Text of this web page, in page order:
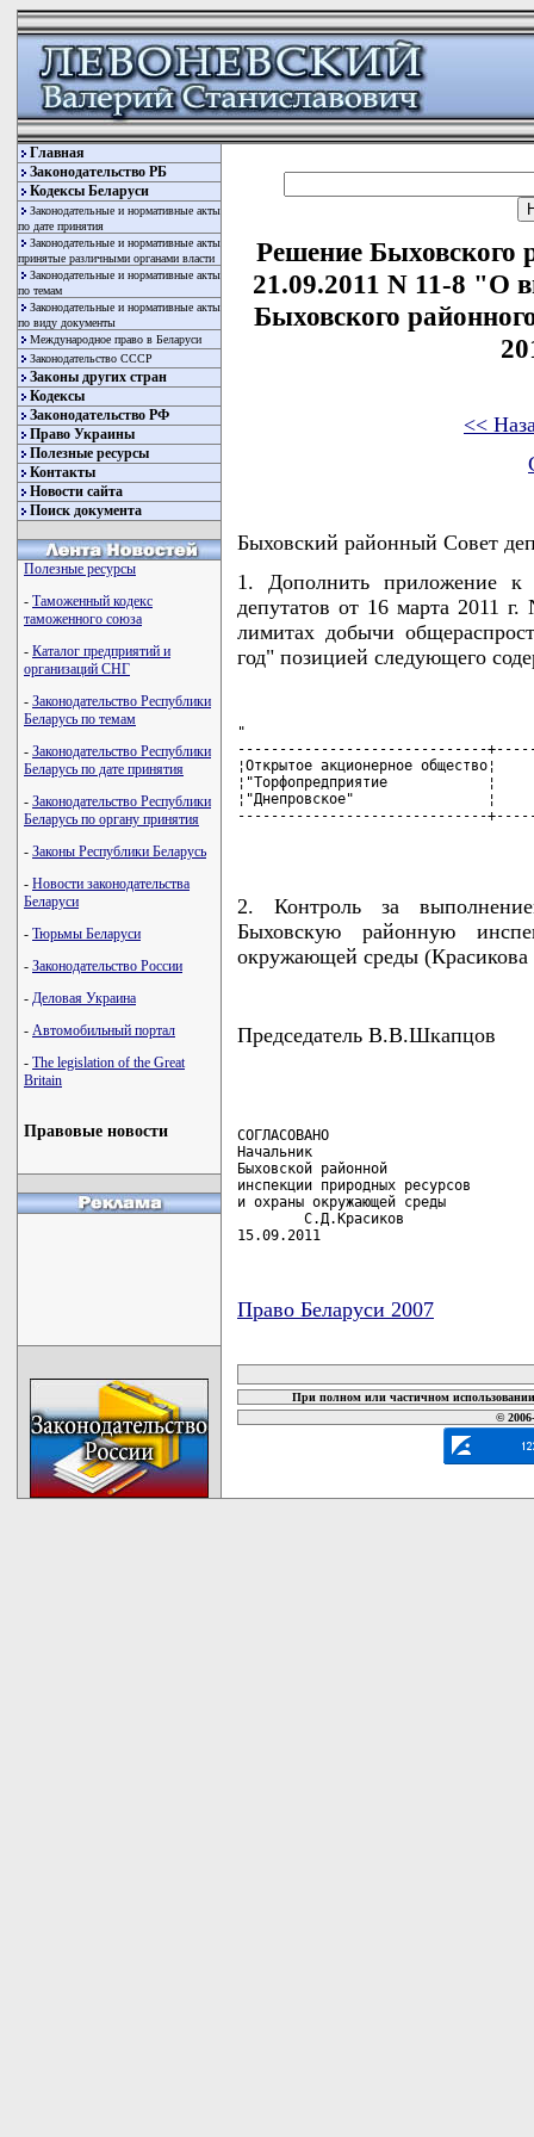
Главная
Законодательство РБ
Кодексы Беларуси
Законодательные и нормативные акты
по дате принятия
Законодательные и нормативные акты
принятые различными органами власти
Законодательные и нормативные акты
по темам
Законодательные и нормативные акты
по виду документы
Международное право в Беларуси
Законодательство СССР
Законы других стран
Кодексы
Законодательство РФ
Право Украины
Полезные ресурсы
Контакты
Новости сайта
Поиск документа
Полезные ресурсы
- Таможенный кодекс
таможенного союза
- Каталог предприятий и
организаций СНГ
- Законодательство Республики
Беларусь по темам
- Законодательство Республики
Беларусь по дате принятия
- Законодательство Республики
Беларусь по органу принятия
- Законы Республики Беларусь
- Новости законодательства
Беларуси
- Тюрьмы Беларуси
- Законодательство России
- Деловая Украина
- Автомобильный портал
- The legislation of the Great
Britain
Правовые новости
Решение Быховского
21.09.2011 N 11-8 "О
Быховского
<<
Быховский районный Совет
1. Дополнить приложение к
депутатов от 16 марта 2011
лимитах добычи
год" позицией следующего
"
------------------------------
¦Открытое акционерное
¦"Торфопредприятие
¦"Днепровское"
------------------------------
2. Контроль за
Быховскую районную
окружающей среды
Председатель В.В.Шкапцов
СОГЛАСОВАНО
Начальник
Быховской районной
инспекции природных ресурсов
и охраны окружающей среды
        С.Д.Красиков
15.09.2011
Право Беларуси 2007
При полном или частичном
©